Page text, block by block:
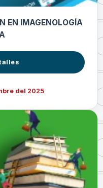
EN IMAGENOLOGÍA
del 2025